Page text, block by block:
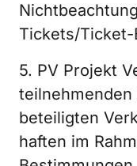
Tickets/Ticket-
5. PV Projekt
beteiligten
haften im